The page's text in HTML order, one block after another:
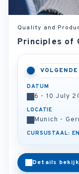
Quality and
Principles of
VOLGENDE
DATUM
6 - 10 July
LOCATIE
Munich -
CURSUSTAAL: EN
Details